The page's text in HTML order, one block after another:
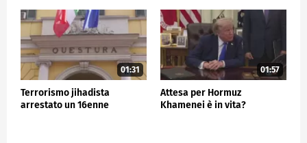
01:31
Terrorismo jihadista
arrestato un 16enne
01:57
Attesa per Hormuz
Khamenei è in vita?